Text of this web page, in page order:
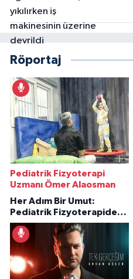
Röportaj
Pediatrik Fizyoterapi
Uzmanı Ömer Alaosman
Her Adım Bir Umut:
Pediatrik Fizyoterapiden
İlham Veren Hikâyeler